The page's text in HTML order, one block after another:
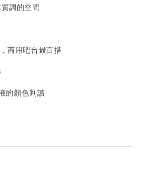
調的空間
商用吧台最百搭
的顏色判讀